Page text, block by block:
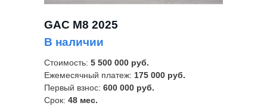
Стоимость: 5 500 000 руб.
Ежемесячный платеж: 175 000 руб.
Первый взнос: 600 000 руб.
Срок: 48 мес.
GAC M8 2025
В наличии